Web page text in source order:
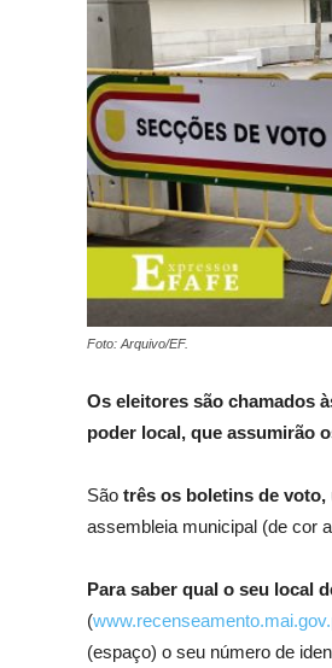
Foto: Arquivo/EF.
Os eleitores são chamados
poder local, que assumirão
São três os boletins de voto,
assembleia municipal (de cor
Para saber qual o seu local
(
(espaço) o seu número de